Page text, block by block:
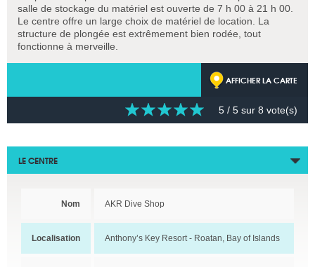
salle de stockage du matériel est ouverte de 7 h 00 à 21 h 00.
Le centre offre un large choix de matériel de location. La
structure de plongée est extrêmement bien rodée, tout
fonctionne à merveille.
AFFICHER LA CARTE
5 / 5 sur 8 vote(s)
LE CENTRE
Nom AKR Dive Shop
Localisation Anthony’s Key Resort - Roatan, Bay of Islands